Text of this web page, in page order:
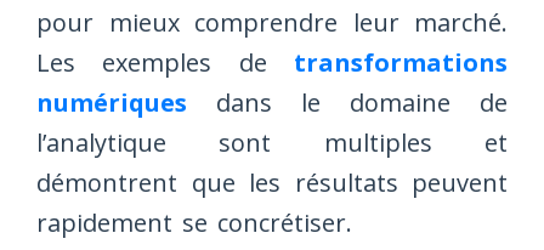
pour mieux comprendre leur marché.
Les exemples de transformations
numériques dans le domaine de
l’analytique sont multiples et
démontrent que les résultats peuvent
rapidement se concrétiser.